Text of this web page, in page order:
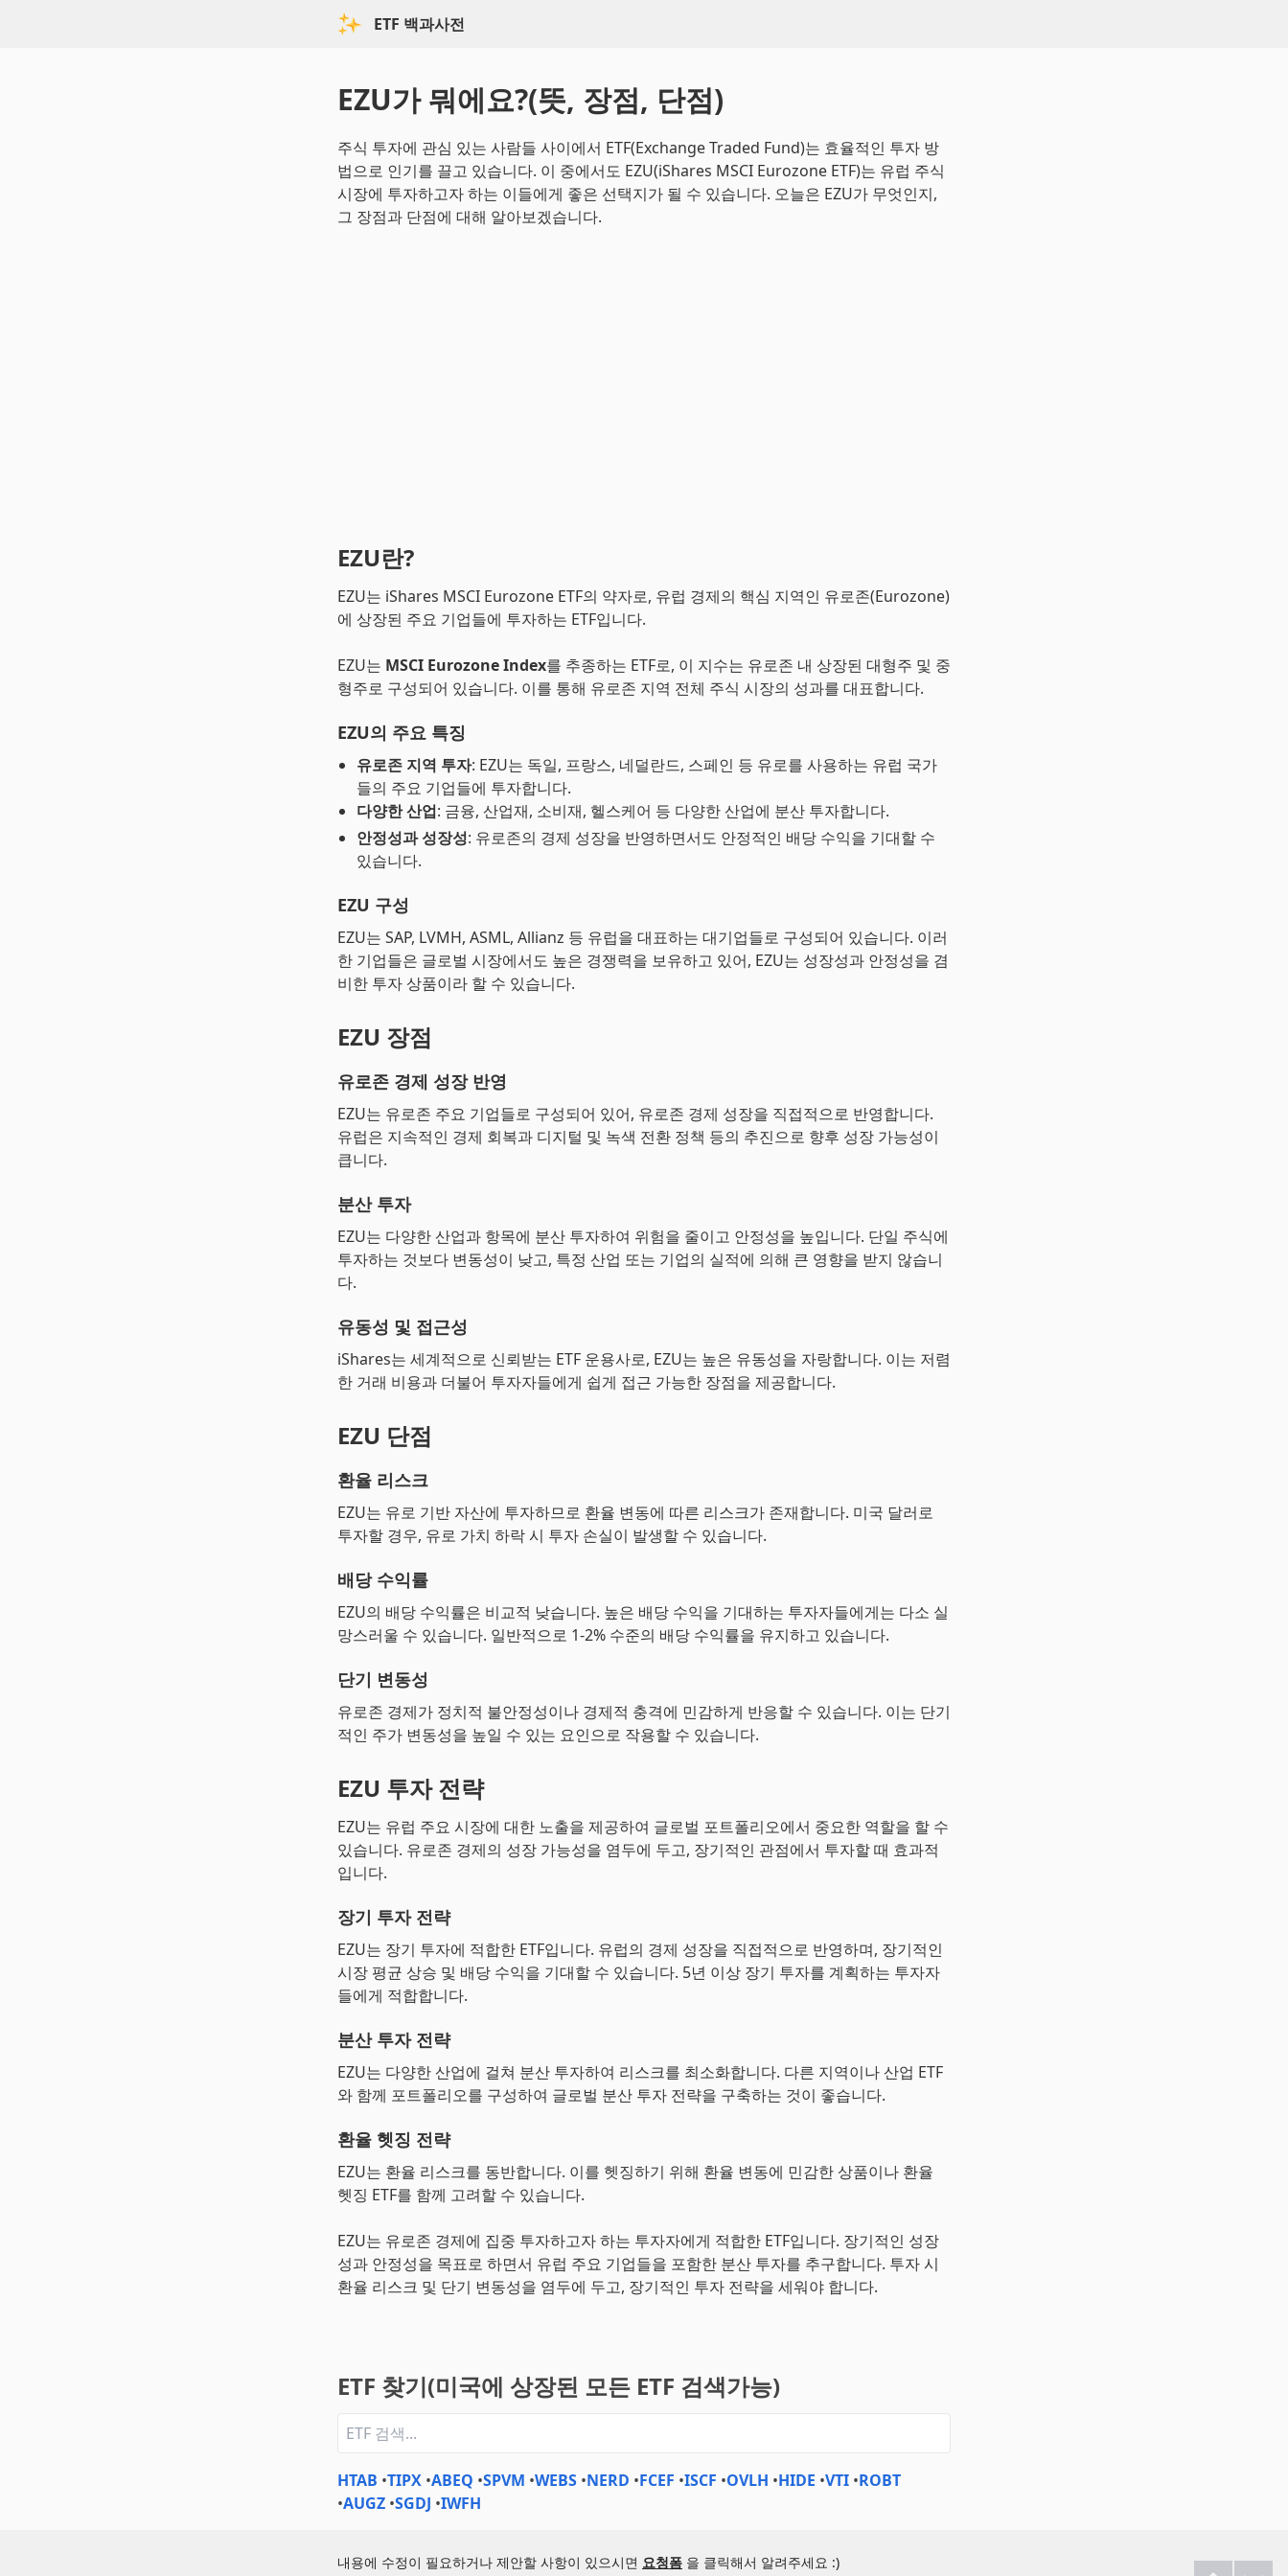
ETF 백과사전
EZU가 뭐에요?(뜻, 장점, 단점)
주식 투자에 관심 있는 사람들 사이에서 ETF(Exchange Traded Fund)는 효율적인 투자 방
법으로 인기를 끌고 있습니다. 이 중에서도 EZU(iShares MSCI Eurozone ETF)는 유럽 주식
시장에 투자하고자 하는 이들에게 좋은 선택지가 될 수 있습니다. 오늘은 EZU가 무엇인지,
그 장점과 단점에 대해 알아보겠습니다.
EZU란?
EZU는 iShares MSCI Eurozone ETF의 약자로, 유럽 경제의 핵심 지역인 유로존(Eurozone)
에 상장된 주요 기업들에 투자하는 ETF입니다.
EZU는 MSCI Eurozone Index를 추종하는 ETF로, 이 지수는 유로존 내 상장된 대형주 및 중
형주로 구성되어 있습니다. 이를 통해 유로존 지역 전체 주식 시장의 성과를 대표합니다.
EZU의 주요 특징
유로존 지역 투자: EZU는 독일, 프랑스, 네덜란드, 스페인 등 유로를 사용하는 유럽 국가
들의 주요 기업들에 투자합니다.
다양한 산업: 금융, 산업재, 소비재, 헬스케어 등 다양한 산업에 분산 투자합니다.
안정성과 성장성: 유로존의 경제 성장을 반영하면서도 안정적인 배당 수익을 기대할 수
있습니다.
EZU 구성
EZU는 SAP, LVMH, ASML, Allianz 등 유럽을 대표하는 대기업들로 구성되어 있습니다. 이러
한 기업들은 글로벌 시장에서도 높은 경쟁력을 보유하고 있어, EZU는 성장성과 안정성을 겸
비한 투자 상품이라 할 수 있습니다.
EZU 장점
유로존 경제 성장 반영
EZU는 유로존 주요 기업들로 구성되어 있어, 유로존 경제 성장을 직접적으로 반영합니다.
유럽은 지속적인 경제 회복과 디지털 및 녹색 전환 정책 등의 추진으로 향후 성장 가능성이
큽니다.
분산 투자
EZU는 다양한 산업과 항목에 분산 투자하여 위험을 줄이고 안정성을 높입니다. 단일 주식에
투자하는 것보다 변동성이 낮고, 특정 산업 또는 기업의 실적에 의해 큰 영향을 받지 않습니
다.
유동성 및 접근성
iShares는 세계적으로 신뢰받는 ETF 운용사로, EZU는 높은 유동성을 자랑합니다. 이는 저렴
한 거래 비용과 더불어 투자자들에게 쉽게 접근 가능한 장점을 제공합니다.
EZU 단점
환율 리스크
EZU는 유로 기반 자산에 투자하므로 환율 변동에 따른 리스크가 존재합니다. 미국 달러로
투자할 경우, 유로 가치 하락 시 투자 손실이 발생할 수 있습니다.
배당 수익률
EZU의 배당 수익률은 비교적 낮습니다. 높은 배당 수익을 기대하는 투자자들에게는 다소 실
망스러울 수 있습니다. 일반적으로 1-2% 수준의 배당 수익률을 유지하고 있습니다.
단기 변동성
유로존 경제가 정치적 불안정성이나 경제적 충격에 민감하게 반응할 수 있습니다. 이는 단기
적인 주가 변동성을 높일 수 있는 요인으로 작용할 수 있습니다.
EZU 투자 전략
EZU는 유럽 주요 시장에 대한 노출을 제공하여 글로벌 포트폴리오에서 중요한 역할을 할 수
있습니다. 유로존 경제의 성장 가능성을 염두에 두고, 장기적인 관점에서 투자할 때 효과적
입니다.
장기 투자 전략
EZU는 장기 투자에 적합한 ETF입니다. 유럽의 경제 성장을 직접적으로 반영하며, 장기적인
시장 평균 상승 및 배당 수익을 기대할 수 있습니다. 5년 이상 장기 투자를 계획하는 투자자
들에게 적합합니다.
분산 투자 전략
EZU는 다양한 산업에 걸쳐 분산 투자하여 리스크를 최소화합니다. 다른 지역이나 산업 ETF
와 함께 포트폴리오를 구성하여 글로벌 분산 투자 전략을 구축하는 것이 좋습니다.
환율 헷징 전략
EZU는 환율 리스크를 동반합니다. 이를 헷징하기 위해 환율 변동에 민감한 상품이나 환율
헷징 ETF를 함께 고려할 수 있습니다.
EZU는 유로존 경제에 집중 투자하고자 하는 투자자에게 적합한 ETF입니다. 장기적인 성장
성과 안정성을 목표로 하면서 유럽 주요 기업들을 포함한 분산 투자를 추구합니다. 투자 시
환율 리스크 및 단기 변동성을 염두에 두고, 장기적인 투자 전략을 세워야 합니다.
ETF 찾기(미국에 상장된 모든 ETF 검색가능)
HTAB •TIPX •ABEQ •SPVM •WEBS •NERD •FCEF •ISCF •OVLH •HIDE •VTI •ROBT
•AUGZ •SGDJ •IWFH
내용에 수정이 필요하거나 제안할 사항이 있으시면 요청폼 을 클릭해서 알려주세요 :)